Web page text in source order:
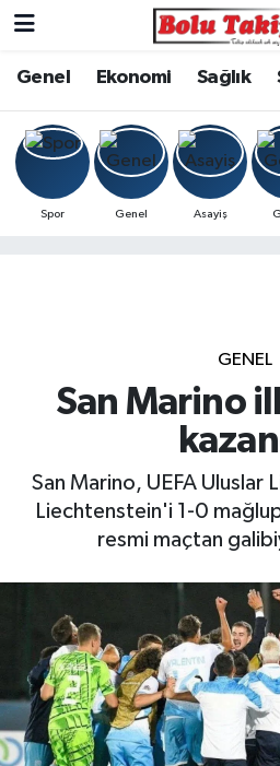
Genel Ekonomi Sağlık
Spor Genel Asayiş
GENEL
San Marino
San Marino, UEFA Uluslar
Liechtenstein'i 1-0
resmi maçtan